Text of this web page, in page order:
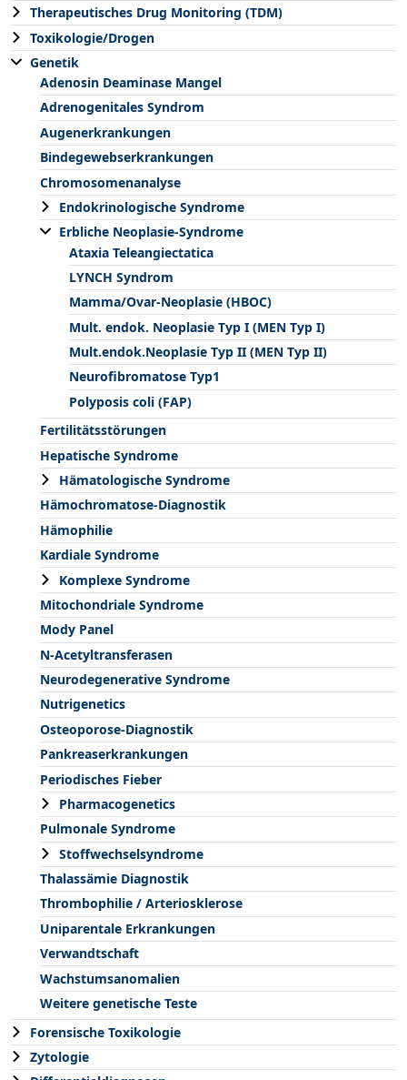
Therapeutisches Drug Monitoring (TDM)
Toxikologie/Drogen
Genetik
Adenosin Deaminase Mangel
Adrenogenitales Syndrom
Augenerkrankungen
Bindegewebserkrankungen
Chromosomenanalyse
Endokrinologische Syndrome
Erbliche Neoplasie-Syndrome
Ataxia Teleangiectatica
LYNCH Syndrom
Mamma/Ovar-Neoplasie (HBOC)
Mult. endok. Neoplasie Typ I (MEN Typ I)
Mult.endok.Neoplasie Typ II (MEN Typ II)
Neurofibromatose Typ1
Polyposis coli (FAP)
Fertilitätsstörungen
Hepatische Syndrome
Hämatologische Syndrome
Hämochromatose-Diagnostik
Hämophilie
Kardiale Syndrome
Komplexe Syndrome
Mitochondriale Syndrome
Mody Panel
N-Acetyltransferasen
Neurodegenerative Syndrome
Nutrigenetics
Osteoporose-Diagnostik
Pankreaserkrankungen
Periodisches Fieber
Pharmacogenetics
Pulmonale Syndrome
Stoffwechselsyndrome
Thalassämie Diagnostik
Thrombophilie / Arteriosklerose
Uniparentale Erkrankungen
Verwandtschaft
Wachstumsanomalien
Weitere genetische Teste
Forensische Toxikologie
Zytologie